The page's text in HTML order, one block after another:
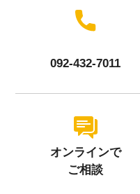
092-432-7011
オンラインで
ご相談